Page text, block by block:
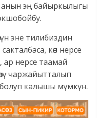
анын эң байыркылыгы
эне тилибиздин
көп нерсе
ар нерсе таамай
чаржайытталып
калышы мүмкүн.